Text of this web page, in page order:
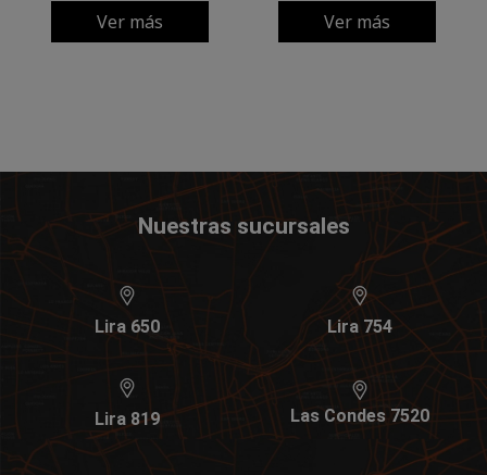
Ver más Ver más
Nuestras sucursales
Lira 650 Lira 754
Lira 819 Las Condes 7520